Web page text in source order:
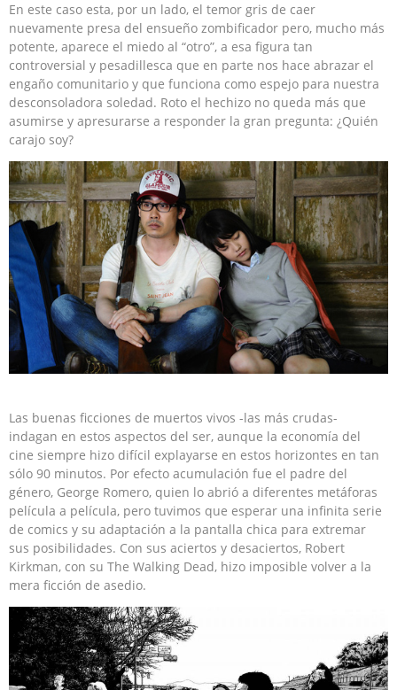
En este caso esta, por un lado, el temor gris de caer
nuevamente presa del ensueño zombificador pero, mucho más
potente, aparece el miedo al “otro”, a esa figura tan
controversial y pesadillesca que en parte nos hace abrazar el
engaño comunitario y que funciona como espejo para nuestra
desconsoladora soledad. Roto el hechizo no queda más que
asumirse y apresurarse a responder la gran pregunta: ¿Quién
carajo soy?
Las buenas ficciones de muertos vivos -las más crudas-
indagan en estos aspectos del ser, aunque la economía del
cine siempre hizo difícil explayarse en estos horizontes en tan
sólo 90 minutos. Por efecto acumulación fue el padre del
género, George Romero, quien lo abrió a diferentes metáforas
película a película, pero tuvimos que esperar una infinita serie
de comics y su adaptación a la pantalla chica para extremar
sus posibilidades. Con sus aciertos y desaciertos, Robert
Kirkman, con su The Walking Dead, hizo imposible volver a la
mera ficción de asedio.